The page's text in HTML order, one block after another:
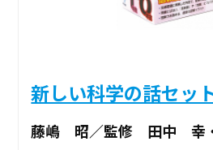
新しい科学の話セッ
藤嶋 昭／監修 田中 幸